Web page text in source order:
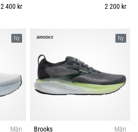
2 400 kr
2 200 kr
Ny
Män
Ny
Brooks Män